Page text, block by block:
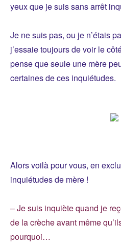
yeux que je suis sans arrêt
Je ne suis pas, ou je n’étais
j’essaie toujours de voir le
pense que seule une mère
certaines de ces inquiétudes.
Alors voilà pour vous, en
inquiétudes de mère !
– Je suis inquiète quand je
de la crèche avant même
pourquoi…